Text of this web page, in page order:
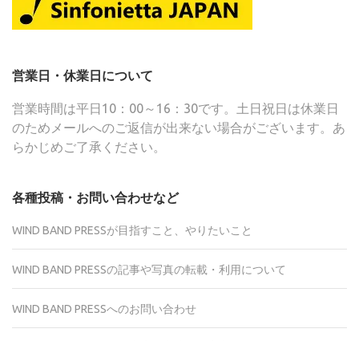
営業日・休業日について
営業時間は平日10：00～16：30です。土日祝日は休業日
のためメールへのご返信が出来ない場合がございます。あ
らかじめご了承ください。
各種投稿・お問い合わせなど
WIND BAND PRESSが目指すこと、やりたいこと
WIND BAND PRESSの記事や写真の転載・利用について
WIND BAND PRESSへのお問い合わせ